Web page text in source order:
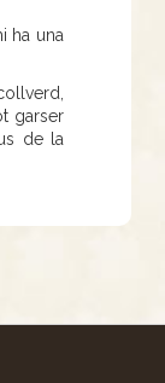
ha una
garser
de la